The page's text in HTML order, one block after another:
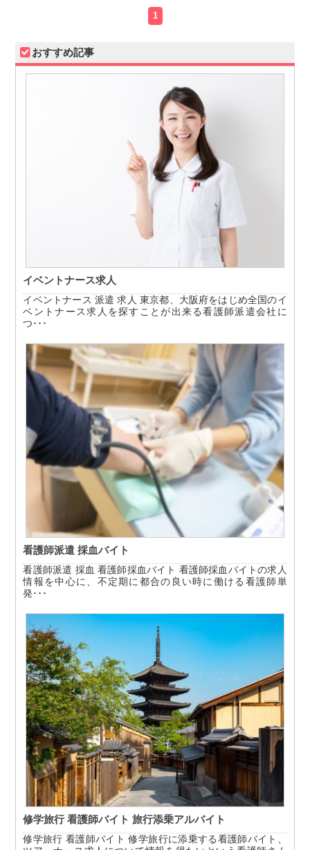
1
おすすめ記事
イベントナース求人
イベントナース 派遣 求人 東京都、大阪府をはじめ全国のイ
ベントナース求人を探すことが出来る看護師派遣会社に
つ･･･
看護師派遣 採血バイト
看護師派遣 採血 看護師採血バイト 看護師採血バイトの求人
情報を中心に、不定期に都合の良い時に働ける看護師単
発･･･
修学旅行 看護師バイト 旅行添乗アルバイト
修学旅行 看護師バイト 修学旅行に添乗する看護師バイト、